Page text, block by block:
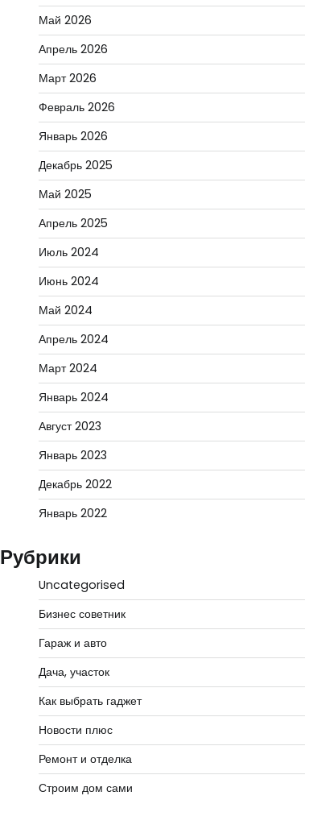
Май 2026
Апрель 2026
Март 2026
Февраль 2026
Январь 2026
Декабрь 2025
Май 2025
Апрель 2025
Июль 2024
Июнь 2024
Май 2024
Апрель 2024
Март 2024
Январь 2024
Август 2023
Январь 2023
Декабрь 2022
Январь 2022
Рубрики
Uncategorised
Бизнес советник
Гараж и авто
Дача, участок
Как выбрать гаджет
Новости плюс
Ремонт и отделка
Строим дом сами